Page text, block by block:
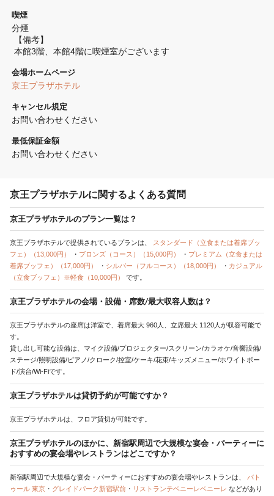
喫煙
分煙
【備考】
本館3階、本館4階に喫煙室がございます
会場ホームページ
京王プラザホテル
キャンセル規定
お問い合わせください
最低保証金額
お問い合わせください
京王プラザホテルに関するよくある質問
京王プラザホテルのプラン一覧は？
京王プラザホテルで提供されているプランは、 スタンダード（立食または着席ブッ
フェ）（13,000円）
・ ブロンズ（コース）（15,000円） ・ プレミアム（立食または
着席ブッフェ）（17,000円）
・ シルバー（フルコース）（18,000円） ・ カジュアル
（立食ブッフェ）※軽食（10,000円） です。
京王プラザホテルの会場・設備・席数/最大収容人数は？
京王プラザホテルの座席は洋室で、着席最大 960人、立席最大 1120人が収容可能で
す。
貸し出し可能な設備は、マイク設備/プロジェクター/スクリーン/カラオケ/音響設備/
ステージ/照明設備/ピアノ/クローク/控室/ケーキ/花束/キッズメニュー/ホワイトボー
ド/演台/Wi-Fiです。
京王プラザホテルは貸切予約が可能ですか？
京王プラザホテルは、フロア貸切が可能です。
京王プラザホテルのほかに、新宿駅周辺で大規模な宴会・パーティーに
おすすめの宴会場やレストランはどこですか？
新宿駅周辺で大規模な宴会・パーティーにおすすめの宴会場やレストランは、 バト
ゥール 東京 ・ グレイドパーク新宿駅前 ・ リストランテベニーレベニーレ などがあり